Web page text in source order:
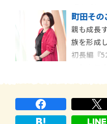
した。「
ぼれた」
大切な一
品を読ん
町田その
親も成長
族を形成
初長編『
フにし
え、人生